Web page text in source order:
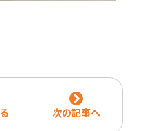
次の記事へ